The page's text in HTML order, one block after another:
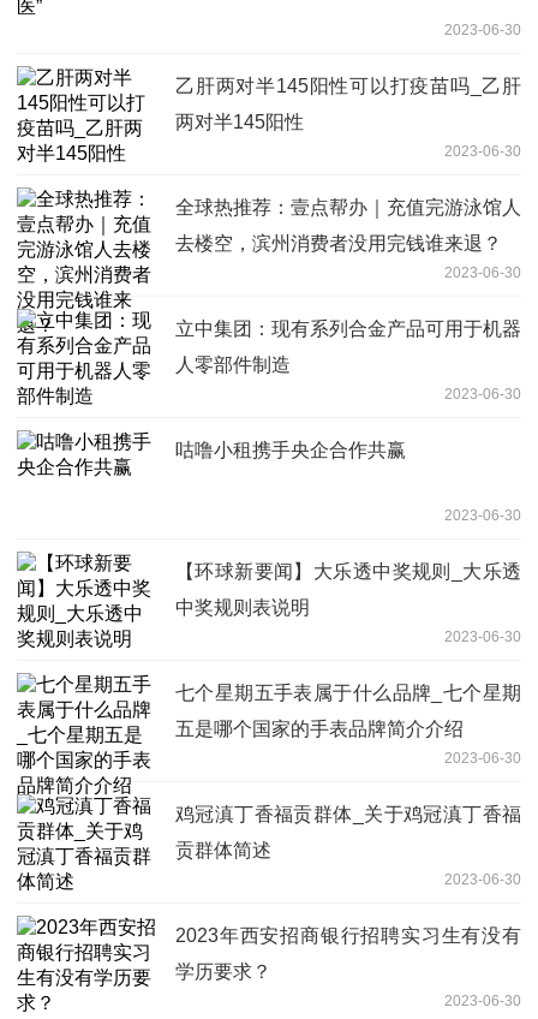
2023-06-30
乙肝两对半145阳性可以打疫苗吗_乙肝
两对半145阳性
2023-06-30
全球热推荐：壹点帮办｜充值完游泳馆人
去楼空，滨州消费者没用完钱谁来退？
2023-06-30
立中集团：现有系列合金产品可用于机器
人零部件制造
2023-06-30
咕噜小租携手央企合作共赢
2023-06-30
【环球新要闻】大乐透中奖规则_大乐透
中奖规则表说明
2023-06-30
七个星期五手表属于什么品牌_七个星期
五是哪个国家的手表品牌简介介绍
2023-06-30
鸡冠滇丁香福贡群体_关于鸡冠滇丁香福
贡群体简述
2023-06-30
2023年西安招商银行招聘实习生有没有
学历要求？
2023-06-30